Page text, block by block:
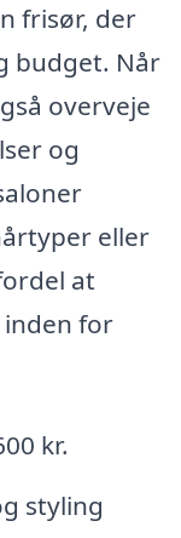
frisør, der
budget. Når
overveje
og
eller
at
for
kr.
styling